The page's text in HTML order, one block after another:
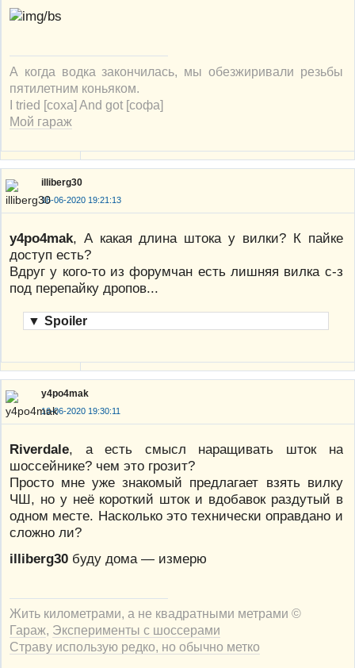
А когда водка закончилась, мы обезжиривали резьбы
пятилетним коньяком.
I tried [соха] And got [софа]
Мой гараж
illiberg30
16-06-2020 19:21:13
y4po4mak, А какая длина штока у вилки? К пайке
доступ есть?
Вдруг у кого-то из форумчан есть лишняя вилка с-з
под перепайку дропов...
▼ Spoiler
y4po4mak
16-06-2020 19:30:11
Riverdale, а есть смысл наращивать шток на
шоссейнике? чем это грозит?
Просто мне уже знакомый предлагает взять вилку
ЧШ, но у неё короткий шток и вдобавок раздутый в
одном месте. Насколько это технически оправдано и
сложно ли?
illiberg30 буду дома — измерю
Жить километрами, а не квадратными метрами ©
Гараж, Эксперименты с шоссерами
Страву использую редко, но обычно метко